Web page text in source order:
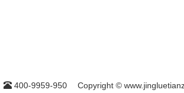
400-9959-950
Copyright ©